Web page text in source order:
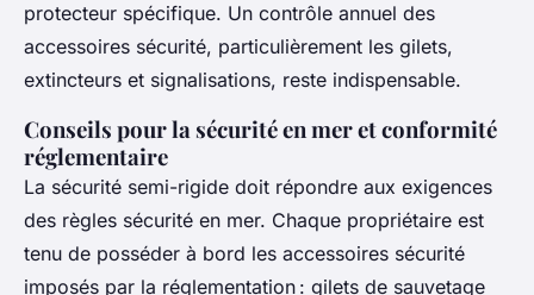
protecteur spécifique. Un contrôle annuel des
accessoires sécurité, particulièrement les gilets,
extincteurs et signalisations, reste indispensable.
Conseils pour la sécurité en mer et conformité
réglementaire
La sécurité semi-rigide doit répondre aux exigences
des règles sécurité en mer. Chaque propriétaire est
tenu de posséder à bord les accessoires sécurité
imposés par la réglementation : gilets de sauvetage